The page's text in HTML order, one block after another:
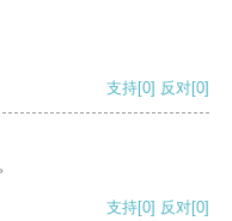
支持[0] 反对[0]
支持[0] 反对[0]